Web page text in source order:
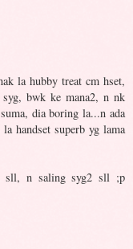
la hubby treat cm hset,
bwk ke mana2, n nk
dia boring la...n ada
handset superb yg lama
sll, n saling syg2 sll ;p